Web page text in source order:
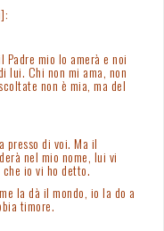
Padre mio lo amerà e noi
lui. Chi non mi ama, non
non è mia, ma del
presso di voi. Ma il
nel mio nome, lui vi
io vi ho detto.
la dà il mondo, io la do a
timore.